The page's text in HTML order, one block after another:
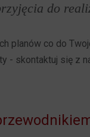
do
planów co do
- skontaktuj się z